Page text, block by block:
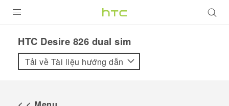
VIVE
HTC Desire 826 dual sim‎
Tải về Tài liệu hướng dẫn